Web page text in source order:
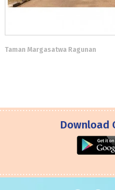
Taman Margasatwa Ragunan
Download